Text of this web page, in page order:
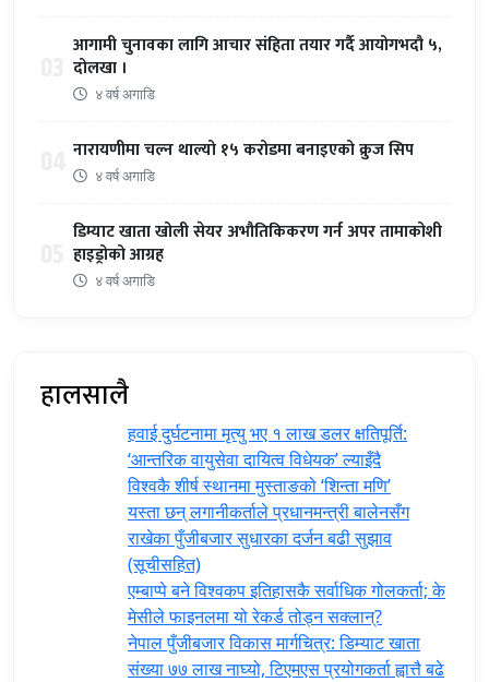
आगामी चुनावका लागि आचार संहिता तयार गर्दै आयोगभदौ ५,
दोलखा ।
४ वर्ष अगाडि
नारायणीमा चल्न थाल्यो १५ करोडमा बनाइएको क्रुज सिप
४ वर्ष अगाडि
डिम्याट खाता खोली सेयर अभौतिकिकरण गर्न अपर तामाकोशी
हाइड्रोको आग्रह
४ वर्ष अगाडि
हालसालै
हवाई दुर्घटनामा मृत्यु भए १ लाख डलर क्षतिपूर्ति:
‘आन्तरिक वायुसेवा दायित्व विधेयक’ ल्याइँदै
विश्वकै शीर्ष स्थानमा मुस्ताङको ‘शिन्ता मणि’
यस्ता छन् लगानीकर्ताले प्रधानमन्त्री ‍बालेनसँग
राखेका पुँजीबजार सुधारका दर्जन बढी सुझाव
(सूचीसहित)
एम्बाप्पे बने विश्वकप इतिहासकै सर्वाधिक गोलकर्ता; के
मेसीले फाइनलमा यो रेकर्ड तोड्न सक्लान्?
नेपाल पुँजीबजार विकास मार्गचित्र: डिम्याट खाता
संख्या ७७ लाख नाघ्यो, टिएमएस प्रयोगकर्ता ह्वात्तै बढे